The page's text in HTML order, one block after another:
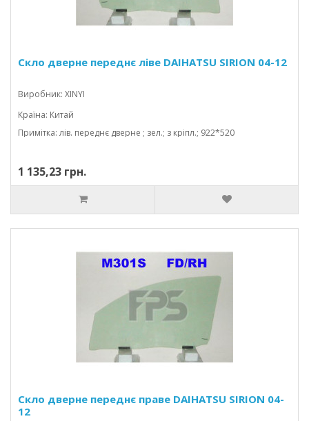
Скло дверне переднє ліве DAIHATSU SIRION 04-12
Виробник: XINYI
Країна: Китай
Примітка: лів. переднє дверне ; зел.; з кріпл.; 922*520
1 135,23 грн.
Скло дверне переднє праве DAIHATSU SIRION 04-
12